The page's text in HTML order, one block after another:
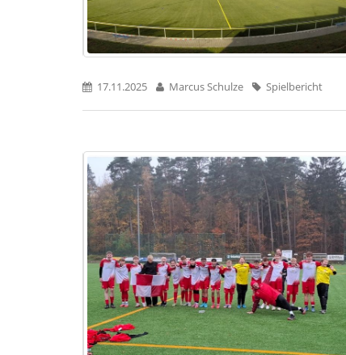
17.11.2025 Marcus Schulze Spielbericht